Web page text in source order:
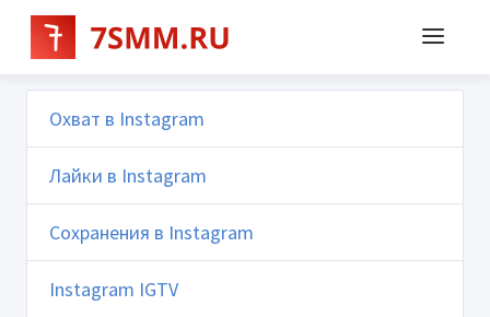
Охват в Instagram
Лайки в Instagram
Сохранения в Instagram
Instagram IGTV